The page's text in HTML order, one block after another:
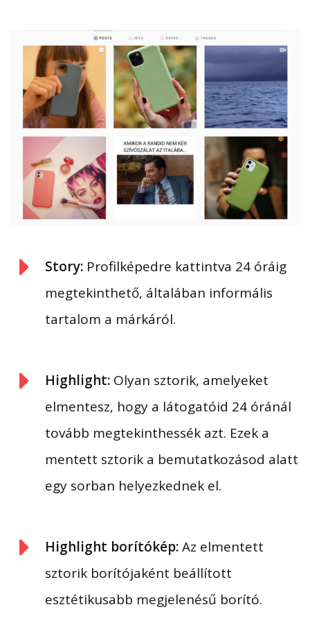
Story: Profilképedre kattintva 24 óráig
megtekinthető, általában informális
tartalom a márkáról.
Highlight: Olyan sztorik, amelyeket
elmentesz, hogy a látogatóid 24 óránál
tovább megtekinthessék azt. Ezek a
mentett sztorik a bemutatkozásod alatt
egy sorban helyezkednek el.
Highlight borítókép:Az elmentett
sztorik borítójaként beállított
esztétikusabb megjelenésű borító.